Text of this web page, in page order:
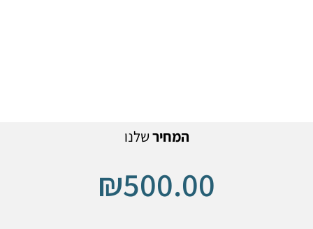
המחירשלנו
₪500.00